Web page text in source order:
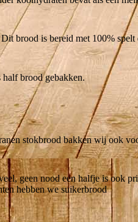
brood is bereid met 100%
brood gebakken.
stokbrood bakken wij ook
geen nood een halfje is ook
hebben we suikerbrood